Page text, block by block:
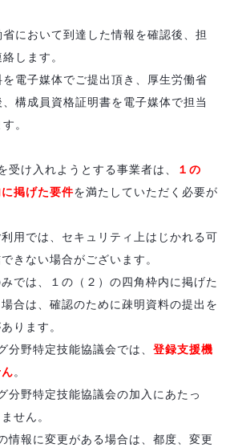
において到達した情報を確認後、担
します。
電子媒体でご提出頂き、厚生労働省
構成員資格証明書を電子媒体で担当
。
受け入れようとする事業者は、
１の
に掲げた要件を満たしていただく必要が
用では、セキュリティ上はじかれる可
きない場合がございます。
では、１の（２）の四角枠内に掲げた
合は、確認のために疎明資料の提出を
ります。
分野特定技能協議会では、 登録支援機
。
分野特定技能協議会の加入にあたっ
せん。
情報に変更がある場合は、都度、変更